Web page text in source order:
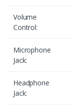
Volume
Control:
Microphone
Jack:
Headphone
Jack: